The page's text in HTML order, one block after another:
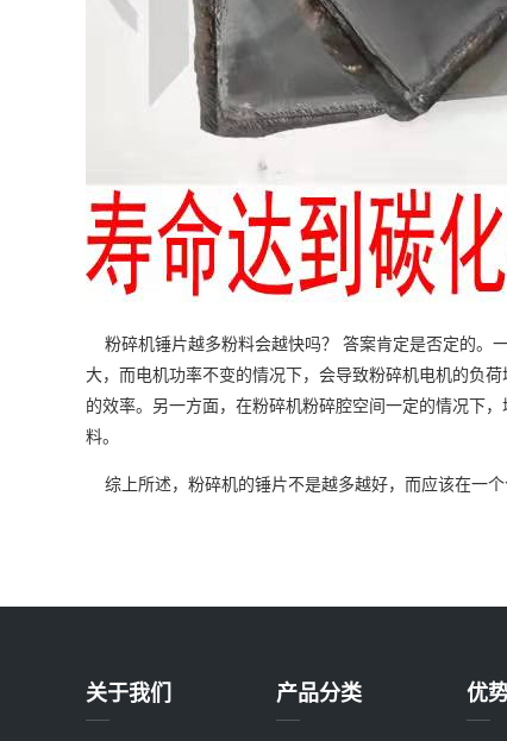
粉碎机锤片越多粉料会越快吗？
答案肯定是否定的。
大，而电机功率不变的情况下，会导致粉碎机电机的负
的效率。另一方面，在粉碎机粉碎腔空间一定的情况下
料。
综上所述，粉碎机的锤片不是越多越好，而应该在一个
关于我们 产品分类 优